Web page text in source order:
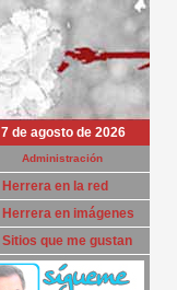
7 de agosto de 2026
Administración
Herrera en la red
Herrera en imágenes
Sitios que me gustan